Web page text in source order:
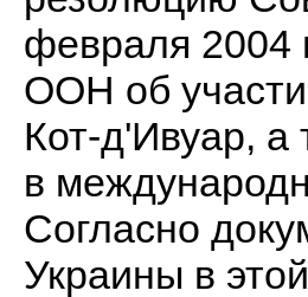
февраля 2004
ООН об
Кот-д'Ивуар, а
в
Согласно
Украины в